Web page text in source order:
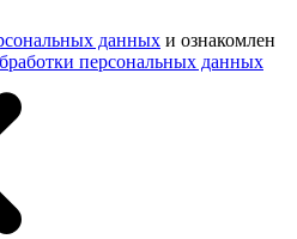
данных и ознакомлен
персональных данных